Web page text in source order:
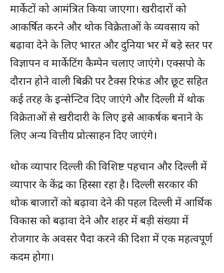
मार्केटों को आमंत्रित किया जाएगा। खरीदारों को
आकर्षित करने और थोक विक्रेताओं के व्यवसाय को
बढ़ावा देने के लिए भारत और दुनिया भर में बड़े स्तर पर
विज्ञापन व मार्केटिंग कैम्पेन चलाए जाएंगे। एक्सपो के
दौरान होने वाली बिक्री पर टैक्स रिफंड और छूट सहित
कई तरह के इन्सेन्टिव दिए जाएंगे और दिल्ली में थोक
विक्रेताओं से खरीदारी के लिए इसे आकर्षक बनाने के
लिए अन्य वित्तीय प्रोत्साहन दिए जाएंगे।
थोक व्यापार दिल्ली की विशिष्ट पहचान और दिल्ली में
व्यापार के केंद्र का हिस्सा रहा है। दिल्ली सरकार की
थोक बाजारों को बढ़ावा देने की पहल दिल्ली में आर्थिक
विकास को बढ़ावा देने और शहर में बड़ी संख्या में
रोजगार के अवसर पैदा करने की दिशा में एक महत्वपूर्ण
कदम होगा।